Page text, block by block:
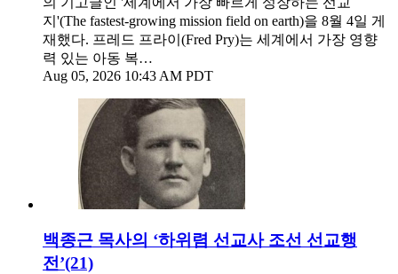
지'(The fastest-growing mission field on earth)을 8월 4일 게
재했다. 프레드 프라이(Fred Pry)는 세계에서 가장 영향
력 있는 아동 복…
Aug 05, 2026 10:43 AM PDT
백종근 목사의 ‘하위렴 선교사 조선 선교행
전’(21)